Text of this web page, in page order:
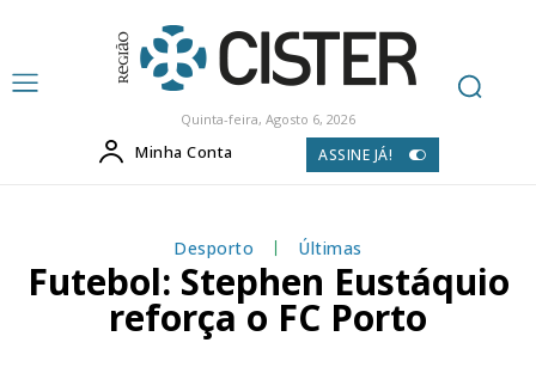
Quinta-feira, Agosto 6, 2026
Minha Conta ASSINE JÁ!
Desporto Últimas
Futebol: Stephen Eustáquio
reforça o FC Porto